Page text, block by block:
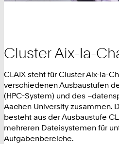
Cluster Aix-la-
CLAIX steht für Cluster Aix-la-
verschiedenen Ausbaustufen
(HPC-System) und des
Aachen University zusammen.
besteht aus der Ausbaustufe
mehreren Dateisystemen für
Aufgabenbereiche.